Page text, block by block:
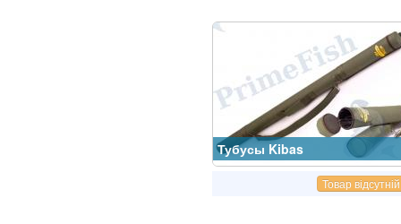
Тубусы Kibas
Товар відсутній